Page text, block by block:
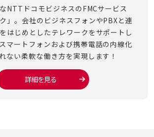
NTTドコモビジネスのFMCサービス
ク」。会社のビジネスフォンやPBXと連
はじめとしたテレワークをサポートし
マートフォンおよび携帯電話の内線化
ない柔軟な働き方を実現します！
詳細を見る